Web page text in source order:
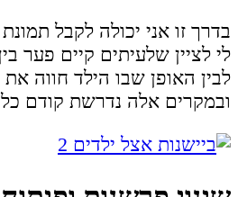
בדרך זו אני יכולה לקבל
לי לציין שלעיתים קיים פער
לבין האופן שבו הילד חווה
ובמקרים אלה נדרשת קודם